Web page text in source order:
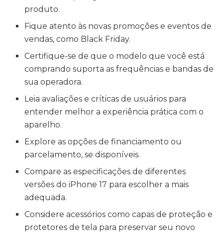
produto.
Fique atento às novas promoções e eventos de
vendas, como Black Friday.
Certifique-se de que o modelo que você está
comprando suporta as frequências e bandas de
sua operadora.
Leia avaliações e críticas de usuários para
entender melhor a experiência prática com o
aparelho.
Explore as opções de financiamento ou
parcelamento, se disponíveis.
Compare as especificações de diferentes
versões do iPhone 17 para escolher a mais
adequada.
Considere acessórios como capas de proteção e
protetores de tela para preservar seu novo